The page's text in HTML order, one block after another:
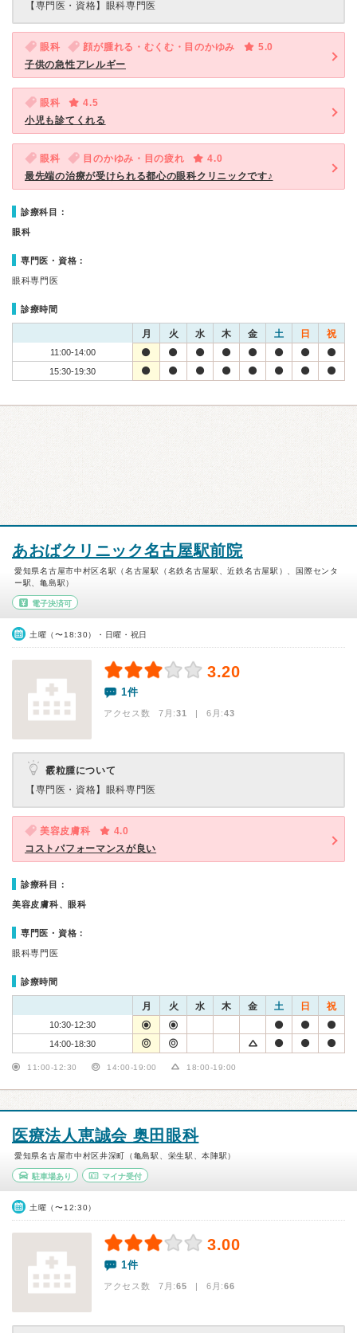
【専門医・資格】 眼科専門医
眼科 顔が腫れる・むくむ・目のかゆみ
5.0
子供の急性アレルギー
眼科
4.5
小児も診てくれる
眼科 目のかゆみ・目の疲れ
4.0
最先端の治療が受けられる都心の眼科クリニックです♪
診療科目：
眼科
専門医・資格：
眼科専門医
診療時間
月 火 水 木 金 土 日 祝
11:00-14:00
15:30-19:30
あおばクリニック名古屋駅前院
愛知県名古屋市中村区名駅（名古屋駅（名鉄名古屋駅、近鉄名古屋駅）、国際センタ
ー駅、亀島駅）
電子決済可
土曜（〜18:30）・日曜・祝日
3.20
1件
アクセス数 7月:31 | 6月:43
霰粒腫について
【専門医・資格】 眼科専門医
美容皮膚科
4.0
コストパフォーマンスが良い
診療科目：
美容皮膚科、眼科
専門医・資格：
眼科専門医
診療時間
月 火 水 木 金 土 日 祝
10:30-12:30
14:00-18:30
11:00-12:30 14:00-19:00 18:00-19:00
医療法人恵誠会 奥田眼科
愛知県名古屋市中村区井深町（亀島駅、栄生駅、本陣駅）
駐車場あり マイナ受付
土曜（〜12:30）
3.00
1件
アクセス数 7月:65 | 6月:66